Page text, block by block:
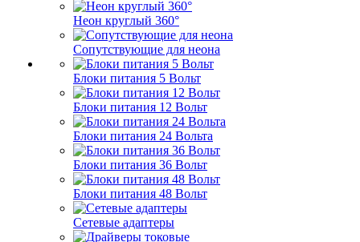
Неон круглый 360°
Сопутствующие для неона
Блоки питания 5 Вольт
Блоки питания 12 Вольт
Блоки питания 24 Вольта
Блоки питания 36 Вольт
Блоки питания 48 Вольт
Сетевые адаптеры